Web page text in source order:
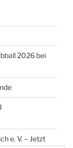
2026 bei
e. V. – Jetzt